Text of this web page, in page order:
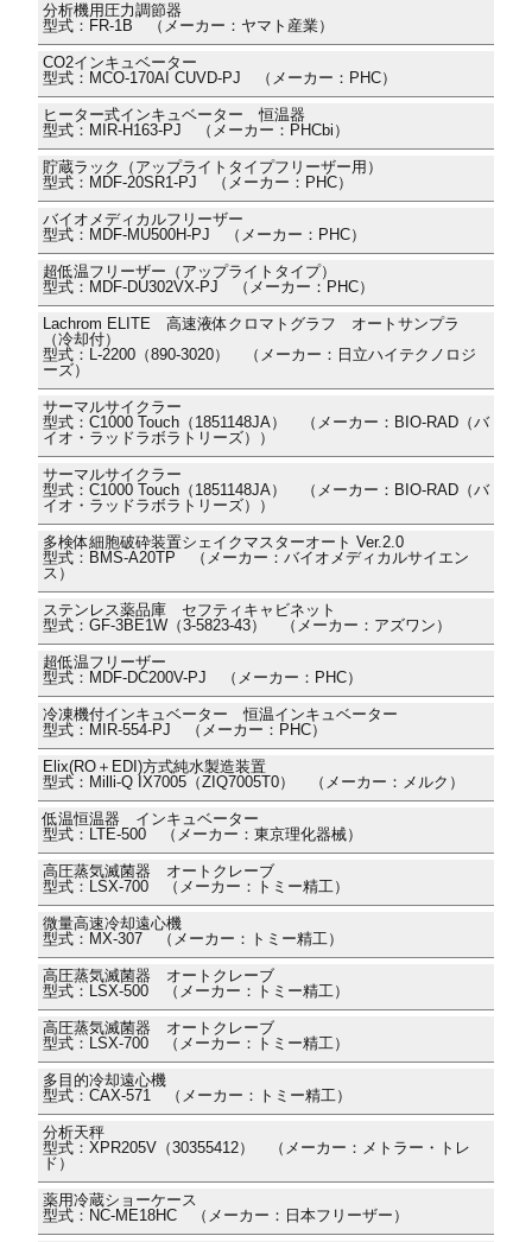
分析機用圧力調節器
型式：FR-1B （メーカー：ヤマト産業）
CO2インキュベーター
型式：MCO-170AI CUVD-PJ （メーカー：PHC）
ヒーター式インキュベーター 恒温器
型式：MIR-H163-PJ （メーカー：PHCbi）
貯蔵ラック（アップライトタイプフリーザー用）
型式：MDF-20SR1-PJ （メーカー：PHC）
バイオメディカルフリーザー
型式：MDF-MU500H-PJ （メーカー：PHC）
超低温フリーザー（アップライトタイプ）
型式：MDF-DU302VX-PJ （メーカー：PHC）
Lachrom ELITE 高速液体クロマトグラフ オートサンプラ
（冷却付）
型式：L-2200（890-3020） （メーカー：日立ハイテクノロジ
ーズ）
サーマルサイクラー
型式：C1000 Touch（1851148JA） （メーカー：BIO-RAD（バ
イオ・ラッドラボラトリーズ））
サーマルサイクラー
型式：C1000 Touch（1851148JA） （メーカー：BIO-RAD（バ
イオ・ラッドラボラトリーズ））
多検体細胞破砕装置シェイクマスターオート Ver.2.0
型式：BMS-A20TP （メーカー：バイオメディカルサイエン
ス）
ステンレス薬品庫 セフティキャビネット
型式：GF-3BE1W（3-5823-43） （メーカー：アズワン）
超低温フリーザー
型式：MDF-DC200V-PJ （メーカー：PHC）
冷凍機付インキュベーター 恒温インキュベーター
型式：MIR-554-PJ （メーカー：PHC）
Elix(RO＋EDI)方式純水製造装置
型式：Milli-Q IX7005（ZIQ7005T0） （メーカー：メルク）
低温恒温器 インキュベーター
型式：LTE-500 （メーカー：東京理化器械）
高圧蒸気滅菌器 オートクレーブ
型式：LSX-700 （メーカー：トミー精工）
微量高速冷却遠心機
型式：MX-307 （メーカー：トミー精工）
高圧蒸気滅菌器 オートクレーブ
型式：LSX-500 （メーカー：トミー精工）
高圧蒸気滅菌器 オートクレーブ
型式：LSX-700 （メーカー：トミー精工）
多目的冷却遠心機
型式：CAX-571 （メーカー：トミー精工）
分析天秤
型式：XPR205V（30355412） （メーカー：メトラー・トレ
ド）
薬用冷蔵ショーケース
型式：NC-ME18HC （メーカー：日本フリーザー）